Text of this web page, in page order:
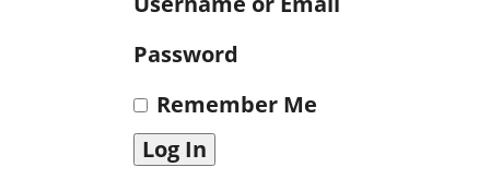
Password
Remember Me